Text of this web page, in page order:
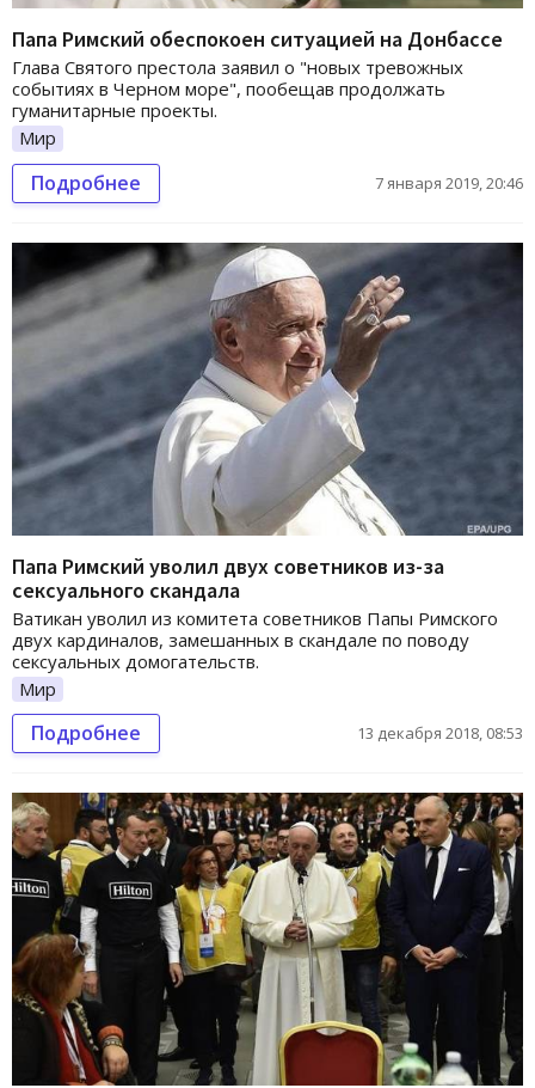
Папа Римский обеспокоен ситуацией на Донбассе
Глава Святого престола заявил о "новых тревожных
событиях в Черном море", пообещав продолжать
гуманитарные проекты.
Мир
Подробнее 7 января 2019, 20:46
Папа Римский уволил двух советников из-за
сексуального скандала
Ватикан уволил из комитета советников Папы Римского
двух кардиналов, замешанных в скандале по поводу
сексуальных домогательств.
Мир
Подробнее 13 декабря 2018, 08:53